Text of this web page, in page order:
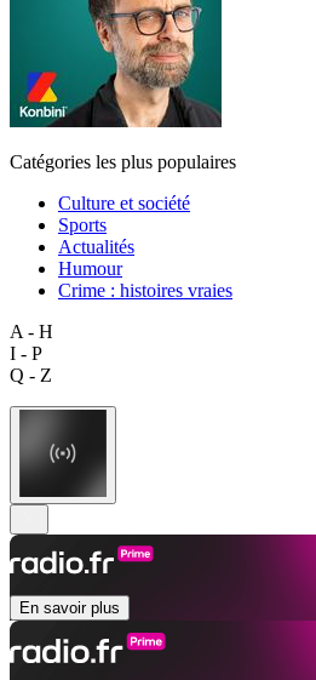
Catégories les plus populaires
Culture et société
Sports
Actualités
Humour
Crime : histoires vraies
A - H
I - P
Q - Z
En savoir plus